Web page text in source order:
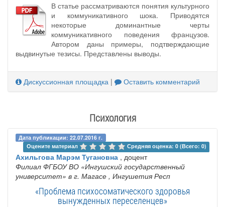
В статье рассматриваются понятия культурного
и коммуникативного шока. Приводятся
некоторые доминантные черты
коммуникативного поведения французов.
Автором даны примеры, подтверждающие
выдвинутые тезисы. Представлены выводы.
Дискуссионная площадка | Оставить комментарий
Психология
Дата публикации: 22.07.2016 г.
Оцените материал
Средняя оценка: 0 (Всего: 0)
Ахильгова Марэм Тугановна , доцент
Филиал ФГБОУ ВО «Ингушский государственный
университет» в г. Магасе , Ингушетия Респ
«Проблема психосоматического здоровья
вынужденных переселенцев»